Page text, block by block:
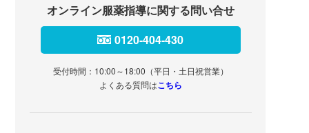
オンライン服薬指導に関する問い合せ
0120-404-430
受付時間：10:00～18:00（平日・土日祝営業）
よくある質問はこちら